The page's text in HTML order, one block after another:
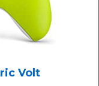
Volt